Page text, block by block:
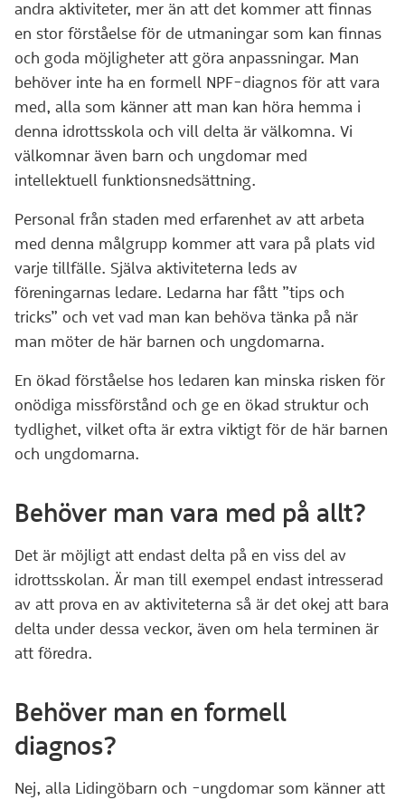
andra aktiviteter, mer än att det kommer att finnas
en stor förståelse för de utmaningar som kan finnas
och goda möjligheter att göra anpassningar. Man
behöver inte ha en formell NPF-diagnos för att vara
med, alla som känner att man kan höra hemma i
denna idrottsskola och vill delta är välkomna. Vi
välkomnar även barn och ungdomar med
intellektuell funktionsnedsättning.
Personal från staden med erfarenhet av att arbeta
med denna målgrupp kommer att vara på plats vid
varje tillfälle. Själva aktiviteterna leds av
föreningarnas ledare. Ledarna har fått ”tips och
tricks” och vet vad man kan behöva tänka på när
man möter de här barnen och ungdomarna.
En ökad förståelse hos ledaren kan minska risken för
onödiga missförstånd och ge en ökad struktur och
tydlighet, vilket ofta är extra viktigt för de här barnen
och ungdomarna.
Behöver man vara med på allt?
Det är möjligt att endast delta på en viss del av
idrottsskolan. Är man till exempel endast intresserad
av att prova en av aktiviteterna så är det okej att bara
delta under dessa veckor, även om hela terminen är
att föredra.
Behöver man en formell
diagnos?
Nej, alla Lidingöbarn och -ungdomar som känner att